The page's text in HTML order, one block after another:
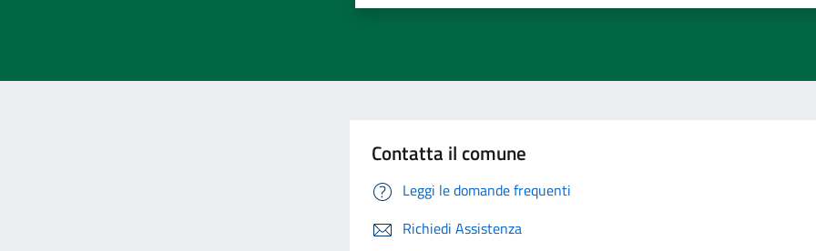
Contatta il comune
Leggi le domande frequenti
Richiedi Assistenza